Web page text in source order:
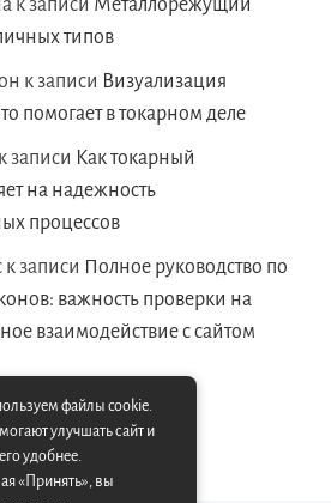
к записи Металлорежущий
типов
к записи Визуализация
помогает в токарном деле
к записи Как токарный
на надежность
процессов
к записи Полное руководство по
важность проверки на
взаимодействие с сайтом
файлы cookie.
улучшать сайт и
удобнее.
«Принять», вы